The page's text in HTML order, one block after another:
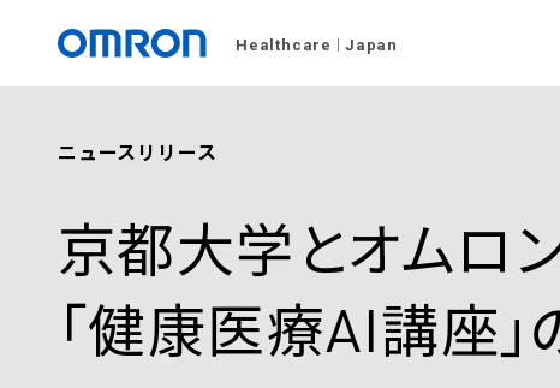
Healthcare Japan
ニュースリリース
京都大学とオムロ
「健康医療AI講座